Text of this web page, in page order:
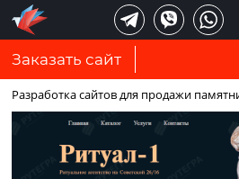
Заказать сайт
Разработка сайтов для продажи